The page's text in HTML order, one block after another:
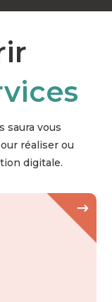
saura vous
réaliser ou
digitale.